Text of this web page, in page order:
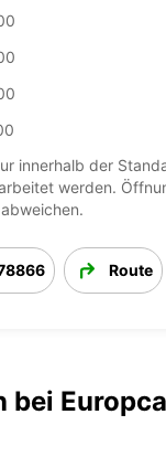
innerhalb der
werden.
Route
bei